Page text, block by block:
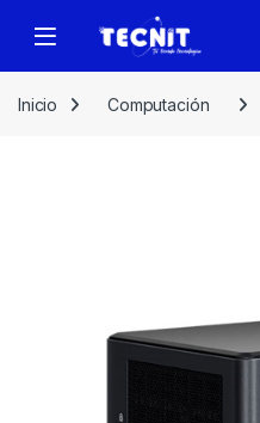
Inicio Computación